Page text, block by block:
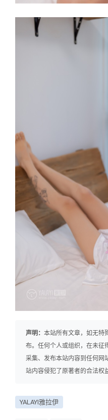
声明： 本站所有文章，如无特
布。任何个人或组织，在未征
采集、发布本站内容到任何网
站内容侵犯了原著者的合法权
YALAYI雅拉伊